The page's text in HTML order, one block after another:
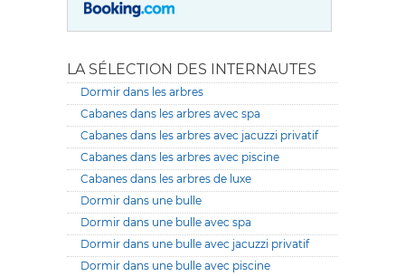
LA SÉLECTION DES INTERNAUTES
Dormir dans les arbres
Cabanes dans les arbres avec spa
Cabanes dans les arbres avec jacuzzi privatif
Cabanes dans les arbres avec piscine
Cabanes dans les arbres de luxe
Dormir dans une bulle
Dormir dans une bulle avec spa
Dormir dans une bulle avec jacuzzi privatif
Dormir dans une bulle avec piscine